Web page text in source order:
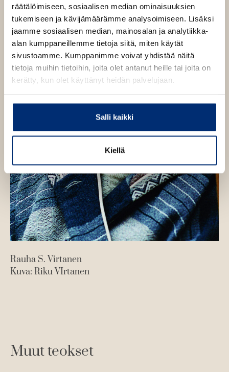
räätälöimiseen, sosiaalisen median ominaisuuksien
tukemiseen ja kävijämäärämme analysoimiseen. Lisäksi
jaamme sosiaalisen median, mainosalan ja analytiikka-
alan kumppaneillemme tietoja siitä, miten käytät
sivustoamme. Kumppanimme voivat yhdistää näitä
tietoja muihin tietoihin, joita olet antanut heille tai joita on
kerätty, kun olet käyttänyt heidän palvelujaan.
Salli kaikki
Kiellä
e
h
t
e
e
n
Rauha S. Virtanen
Kuva: Riku VIrtanen
Muut teokset